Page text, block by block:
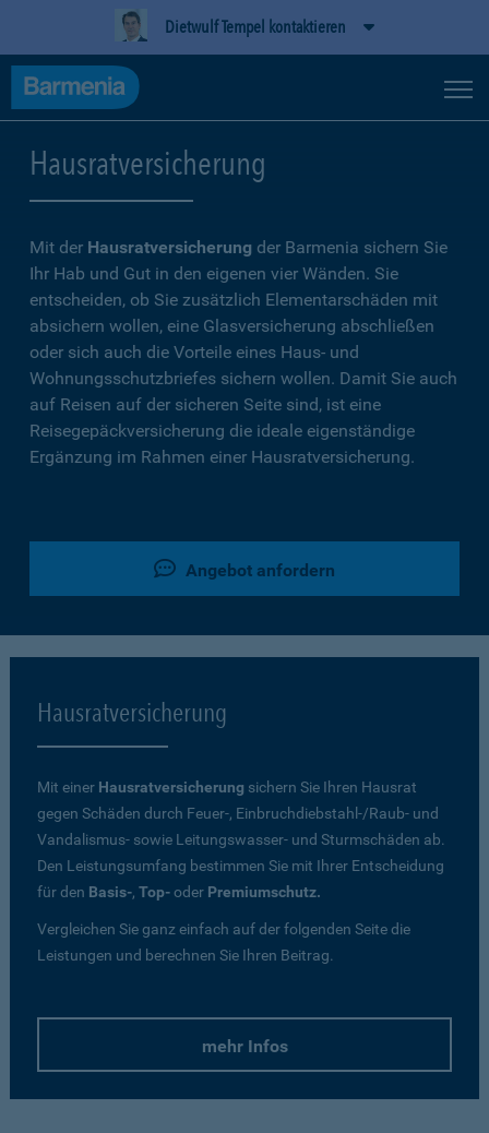
Dietwulf Tempel kontaktieren
Hausratversicherung
Mit der Hausratversicherung der Barmenia sichern Sie
Ihr Hab und Gut in den eigenen vier Wänden. Sie
entscheiden, ob Sie zusätzlich Elementarschäden mit
absichern wollen, eine Glasversicherung abschließen
oder sich auch die Vorteile eines Haus- und
Wohnungsschutzbriefes sichern wollen. Damit Sie auch
auf Reisen auf der sicheren Seite sind, ist eine
Reisegepäckversicherung die ideale eigenständige
Ergänzung im Rahmen einer Hausratversicherung.
Angebot anfordern
Hausratversicherung
Mit einer Hausratversicherung sichern Sie Ihren Hausrat
gegen Schäden durch Feuer-, Einbruchdiebstahl-/Raub- und
Vandalismus- sowie Leitungswasser- und Sturmschäden ab.
Den Leistungsumfang bestimmen Sie mit Ihrer Entscheidung
für den Basis-, Top-oder Premiumschutz.
Vergleichen Sie ganz einfach auf der folgenden Seite die
Leistungen und berechnen Sie Ihren Beitrag.
mehr Infos